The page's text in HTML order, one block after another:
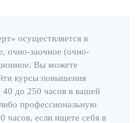
осуществляется в
очно-заочное (очно-
Вы можете
курсы повышения
40 до 250 часов в вашей
профессиональную
часов, если ищете себя в